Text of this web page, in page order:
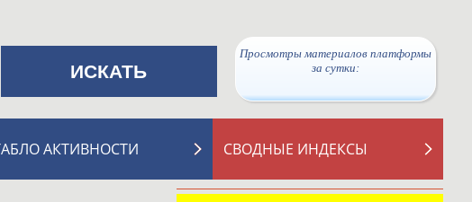
Просмотры материалов платформы
за сутки:
СВОДНЫЕ ИНДЕКСЫ
АКТИВНОСТИ